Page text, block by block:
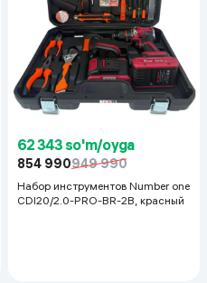
62 343 so'm/oyga
854 990949 990
Набор инструментов Number one
CDI20/2.0-PRO-BR-2B, красный